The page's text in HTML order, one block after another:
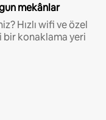
mekânlar
Hızlı wifi ve özel
bir konaklama yeri